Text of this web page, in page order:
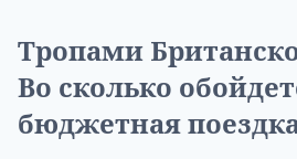
Тропами
Во сколько
бюджетная